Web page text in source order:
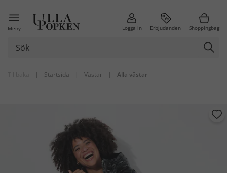
Meny Logga in Erbjudanden Shoppingbag
| Startsida | Västar | Alla västar